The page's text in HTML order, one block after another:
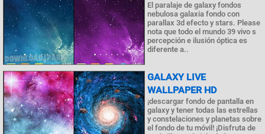
El paralaje de galaxy fondos
nebulosa galaxia fondo con
parallax 3d efecto y stars. Please
nota que todo el mundo 39 vivo s
percepción e ilusión óptica es
diferente a..
GALAXY LIVE
WALLPAPER HD
¡descargar fondo de pantalla en
galaxy y tener todas las estrellas
y constelaciones y planetas sobre
el fondo de tu móvil! ¡Disfruta de